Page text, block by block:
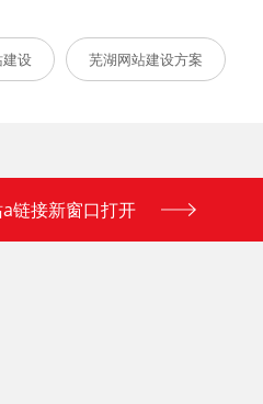
设 芜湖网站建设方案
链接新窗口打开